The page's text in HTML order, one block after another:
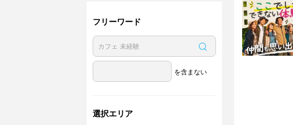
フリーワード
を含まない
選択エリア